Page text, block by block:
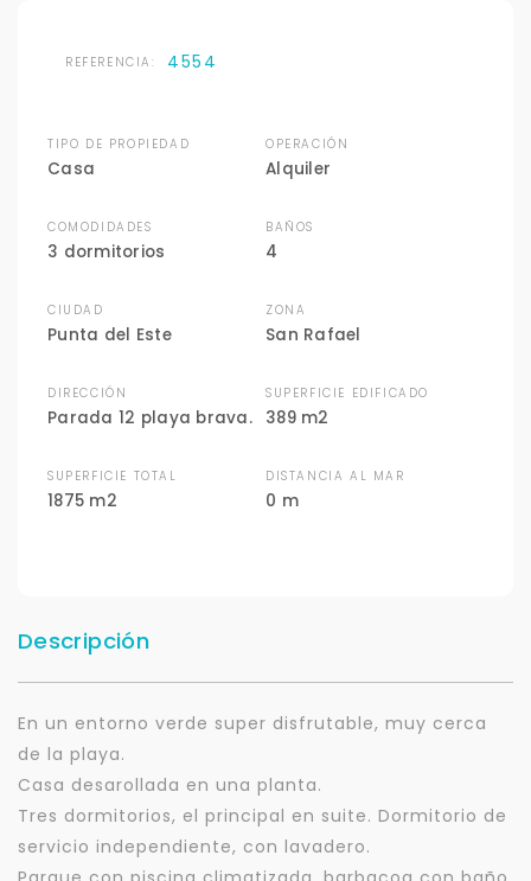
REFERENCIA: 4554
TIPO DE PROPIEDAD
Casa
OPERACIÓN
Alquiler
COMODIDADES
3 dormitorios
BAÑOS
4
CIUDAD
Punta del Este
ZONA
San Rafael
DIRECCIÓN
Parada 12 playa brava.
SUPERFICIE EDIFICADO
389 m2
SUPERFICIE TOTAL
1875 m2
DISTANCIA AL MAR
0 m
Descripción
En un entorno verde super disfrutable, muy cerca
de la playa.
Casa desarollada en una planta.
Tres dormitorios, el principal en suite. Dormitorio de
servicio independiente, con lavadero.